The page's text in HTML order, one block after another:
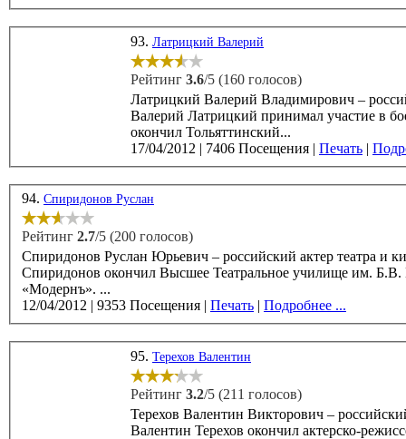
93. Латрицкий Валерий
Рейтинг 3.6/5 (160 голосов)
Латрицкий Валерий Владимирович –
Валерий Латрицкий принимал участие в боевых
окончил Тольяттинский...
17/04/2012 | 7406 Посещения | Печать |
94. Спиридонов Руслан
Рейтинг 2.7/5 (200 голосов)
Спиридонов Руслан Юрьевич – российский актер театра и кино, родился
Спиридонов окончил Высшее Театральное училище им.
«Модернъ». ...
12/04/2012 | 9353 Посещения | Печать | Подробнее ...
95. Терехов Валентин
Рейтинг 3.2/5 (211 голосов)
Терехов Валентин Викторович – российский
Валентин Терехов окончил актерско-